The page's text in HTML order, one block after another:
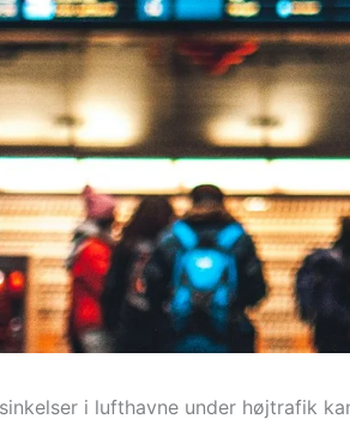
i lufthavne under højtrafik